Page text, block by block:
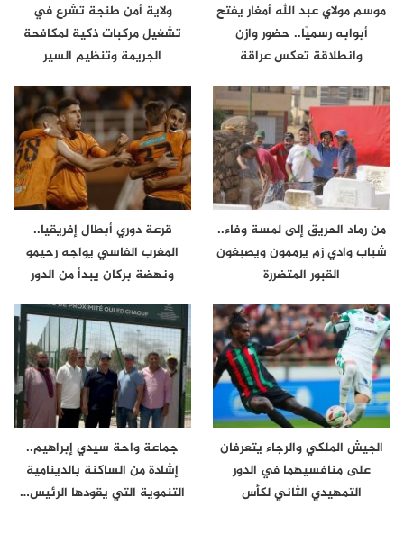
موسم مولاي عبد الله أمغار يفتح
أبوابه رسميًا.. حضور وازن
وانطلاقة تعكس عراقة
ولاية أمن طنجة تشرع في
تشغيل مركبات ذكية لمكافحة
الجريمة وتنظيم السير
من رماد الحريق إلى لمسة وفاء..
شباب وادي زم يرممون ويصبغون
القبور المتضررة
قرعة دوري أبطال إفريقيا..
المغرب الفاسي يواجه رحيمو
ونهضة بركان يبدأ من الدور
الجيش الملكي والرجاء يتعرفان
على منافسيهما في الدور
التمهيدي الثاني لكأس
جماعة واحة سيدي إبراهيم..
إشادة من الساكنة بالدينامية
التنموية التي يقودها الرئيس…